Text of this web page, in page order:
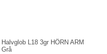
Halvglob L18 3gr HÖRN ARM
Grå